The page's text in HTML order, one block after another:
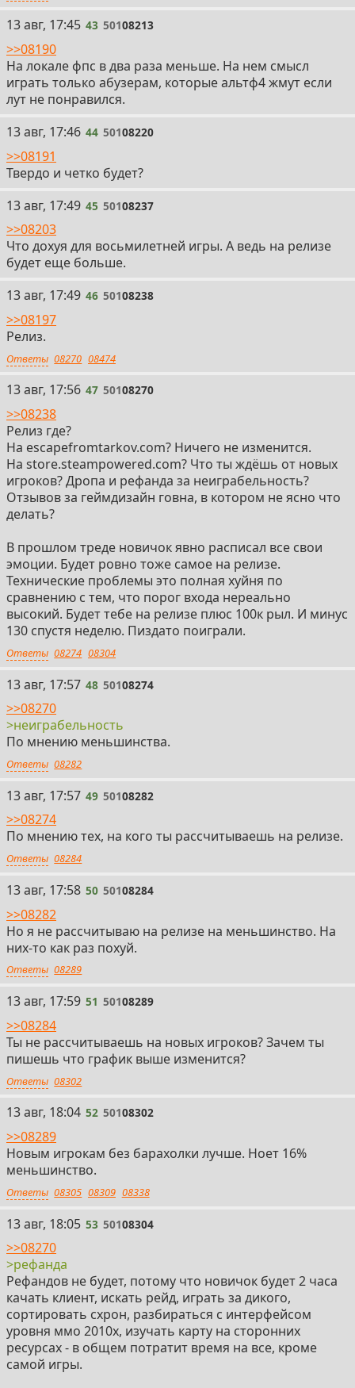
43
13 авг, 17:45 43 50108213
>>08190
На локале фпс в два раза меньше. На нем смысл
играть только абузерам, которые альтф4 жмут если
лут не понравился.
44
13 авг, 17:46 44 50108220
>>08191
Твердо и четко будет?
45
13 авг, 17:49 45 50108237
>>08203
Что дохуя для восьмилетней игры. А ведь на релизе
будет еще больше.
46
13 авг, 17:49 46 50108238
>>08197
Релиз.
Ответы 08270 08474
47
13 авг, 17:56 47 50108270
>>08238
Релиз где?
На escapefromtarkov.com? Ничего не изменится.
На store.steampowered.com? Что ты ждёшь от новых
игроков? Дропа и рефанда за неиграбельность?
Отзывов за геймдизайн говна, в котором не ясно что
делать?
В прошлом треде новичок явно расписал все свои
эмоции. Будет ровно тоже самое на релизе.
Технические проблемы это полная хуйня по
сравнению с тем, что порог входа нереально
высокий. Будет тебе на релизе плюс 100к рыл. И минус
130 спустя неделю. Пиздато поиграли.
Ответы 08274 08304
48
13 авг, 17:57 48 50108274
>>08270
>неиграбельность
По мнению меньшинства.
Ответы 08282
49
13 авг, 17:57 49 50108282
>>08274
По мнению тех, на кого ты рассчитываешь на релизе.
Ответы 08284
50
13 авг, 17:58 50 50108284
>>08282
Но я не рассчитываю на релизе на меньшинство. На
них-то как раз похуй.
Ответы 08289
51
13 авг, 17:59 51 50108289
>>08284
Ты не рассчитываешь на новых игроков? Зачем ты
пишешь что график выше изменится?
Ответы 08302
52
13 авг, 18:04 52 50108302
>>08289
Новым игрокам без барахолки лучше. Ноет 16%
меньшинство.
Ответы 08305 08309 08338
53
13 авг, 18:05 53 50108304
>>08270
>рефанда
Рефандов не будет, потому что новичок будет 2 часа
качать клиент, искать рейд, играть за дикого,
сортировать схрон, разбираться с интерфейсом
уровня ммо 2010х, изучать карту на сторонних
ресурсах - в общем потратит время на все, кроме
самой игры.